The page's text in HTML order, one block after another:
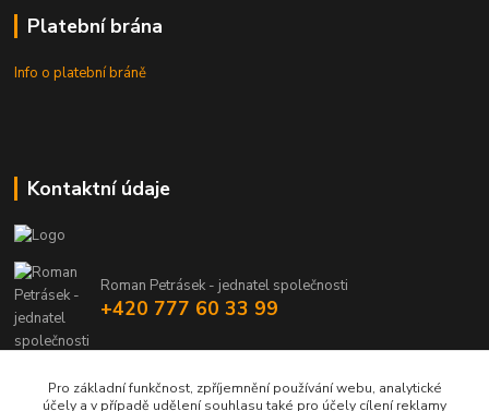
Platební brána
Info o platební bráně
Kontaktní údaje
Roman Petrásek - jednatel společnosti
+420 777 60 33 99
Pro základní funkčnost, zpříjemnění používání webu, analytické
účely a v případě udělení souhlasu také pro účely cílení reklamy